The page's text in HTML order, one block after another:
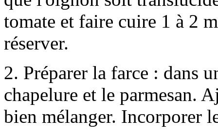
tomate et faire cuire 1 à 2
réserver.
2. Préparer la farce : dans
chapelure et le parmesan.
bien mélanger. Incorporer